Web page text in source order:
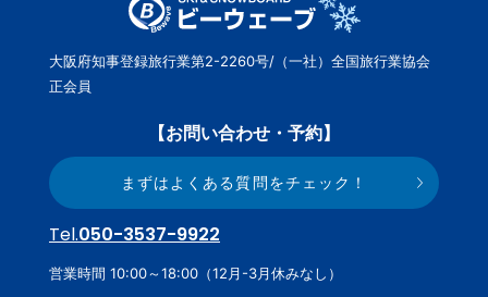
大阪府知事登録旅行業第2-2260号/（一社）全国旅行業協会
正会員
【お問い合わせ・予約】
まずはよくある質問をチェック！
Tel.050-3537-9922
営業時間 10:00～18:00（12月-3月休みなし）